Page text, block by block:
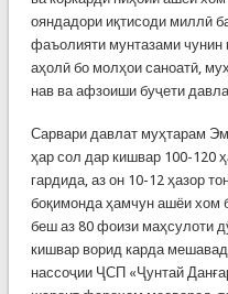
ояндадори иқтисоди миллӣ
фаъолияти мунтазами чунин
аҳолӣ бо молҳои саноатӣ,
нав ва афзоиши буҷети
Сарвари давлат муҳтарам
ҳар сол дар кишвар 100-120
гардида, аз он 10-12 ҳазор
боқимонда ҳамчун ашёи хом
беш аз 80 фоизи маҳсулоти
кишвар ворид карда
нассоҷии ҶСП «Ҷунтай